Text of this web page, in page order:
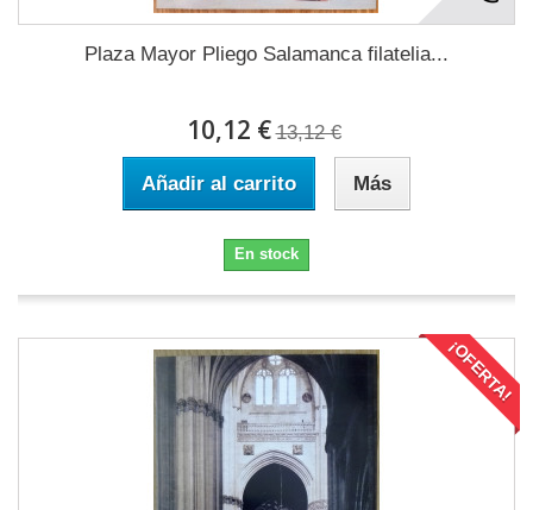
Plaza Mayor Pliego Salamanca filatelia...
10,12 € 13,12 €
Añadir al carrito Más
En stock
¡OFERTA!